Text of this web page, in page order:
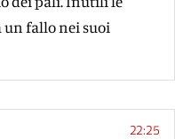
un fallo nei suoi
22:25